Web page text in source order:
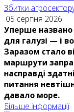
Збитки
05 серпня 2026
Уперше названо
для галузі — і
Заразом стало
маршрути
насправді
питання
давало море.
Більше інформації